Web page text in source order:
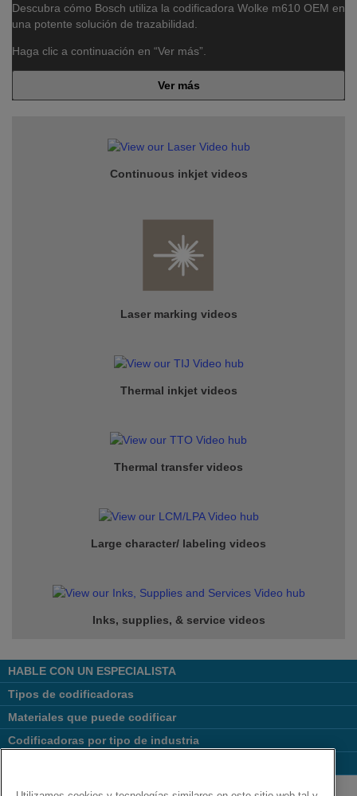
Descubra cómo Bosch utiliza la codificadora Wolke m610 OEM en
una potente solución de trazabilidad.
Haga clic a continuación en “Ver más”.
Ver más
Continuous inkjet videos
Laser marking videos
Thermal inkjet videos
Thermal transfer videos
Large character/ labeling videos
Inks, supplies, & service videos
HABLE CON UN ESPECIALISTA
Tipos de codificadoras
Materiales que puede codificar
Codificadoras por tipo de industria